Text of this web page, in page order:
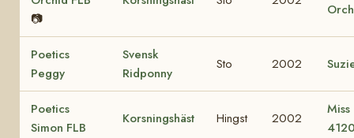
📷
Poetics
Peggy
Svensk
Ridponny
Sto 2002
Poetics
Simon FLB
Korsningshäst Hingst 2002
Miss